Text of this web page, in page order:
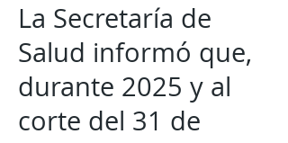
La Secretaría de
Salud informó que,
durante 2025 y al
corte del 31 de